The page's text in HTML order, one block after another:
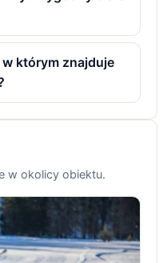
którym znajduje
w okolicy obiektu.